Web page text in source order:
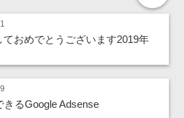
ておめでとうございます2019年
きるGoogle Adsense